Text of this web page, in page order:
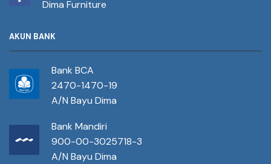
Dima Furniture
AKUN BANK
Bank BCA
2470-1470-19
A/N Bayu Dima
Bank Mandiri
900-00-3025718-3
A/N Bayu Dima